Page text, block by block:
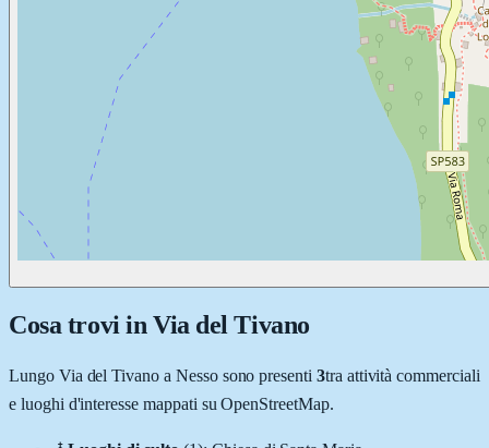
Cosa trovi in Via del Tivano
Lungo Via del Tivano a Nessosono presenti 3tra attività commerciali
e luoghi d'interesse mappati su OpenStreetMap.